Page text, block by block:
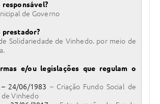
de Governo
prestador?
Solidariedade de Vinhedo. por meio de
e/ou legislações que regulam o
24/06/1983 – Criação Fundo Social de
Vinhedo